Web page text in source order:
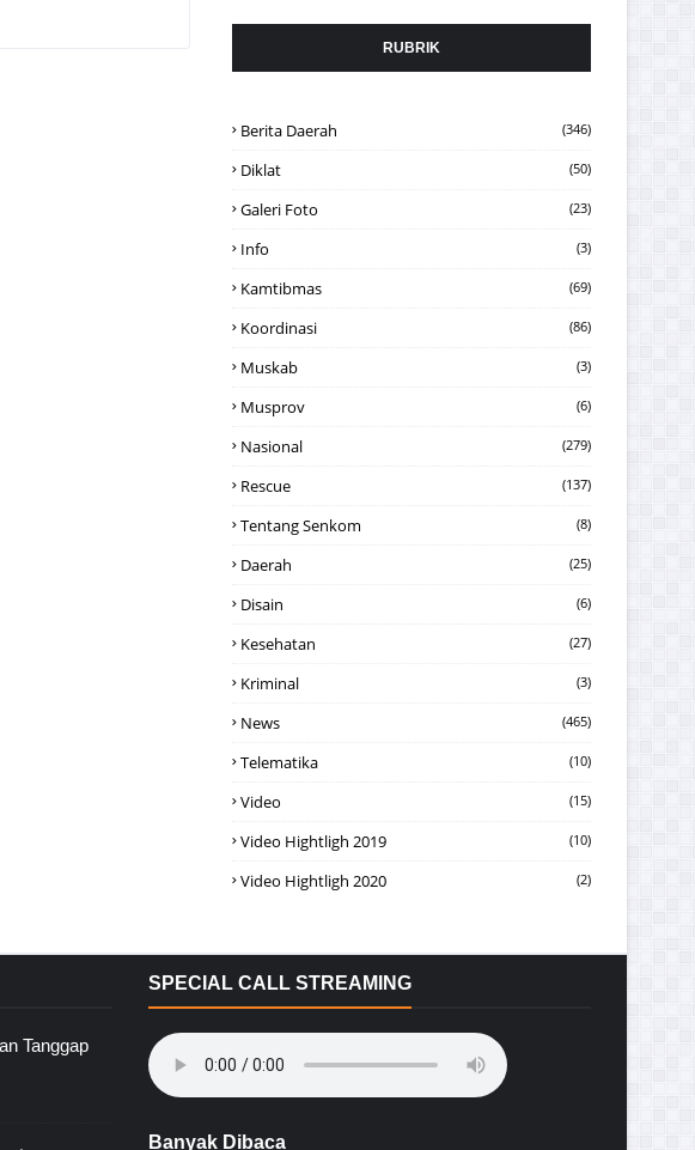
RUBRIK
Berita Daerah (346)
Diklat (50)
Galeri Foto (23)
Info (3)
Kamtibmas (69)
Koordinasi (86)
Muskab (3)
Musprov (6)
Nasional (279)
Rescue (137)
Tentang Senkom (8)
Daerah (25)
Disain (6)
Kesehatan (27)
Kriminal (3)
News (465)
Telematika (10)
Video (15)
Video Hightligh 2019 (10)
Video Hightligh 2020 (2)
Tanggap
SPECIAL CALL STREAMING
Banyak Dibaca